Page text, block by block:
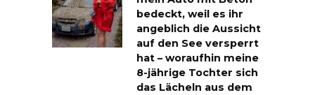
bedeckt, weil es ihr
angeblich die Aussicht
auf den See versperrt
hat – woraufhin meine
8-jährige Tochter sich
das Lächeln aus dem